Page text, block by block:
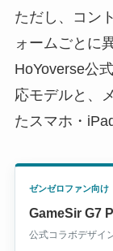
ただし、コン
ォームごとに
HoYoverse公
応モデルと、
たスマホ・
ゼンゼロファン向け
GameSir G7
公式コラボデザイ